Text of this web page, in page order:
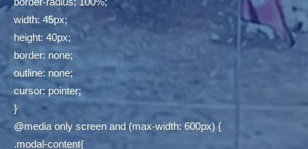
width: 45px;
height: 40px;
border: none;
outline: none;
cursor: pointer;
}
@media only screen and (max-width: 600px) {
.modal-content{